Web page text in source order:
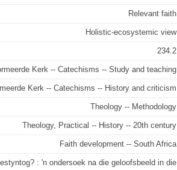
Relevant faith
Holistic-ecosystemic view
234.2
Kerk -- Catechisms -- Study and teaching
Kerk -- Catechisms -- History and criticism
Theology -- Methodology
Theology, Practical -- History -- 20th century
Faith development -- South Africa
: 'n ondersoek na die geloofsbeeld in die